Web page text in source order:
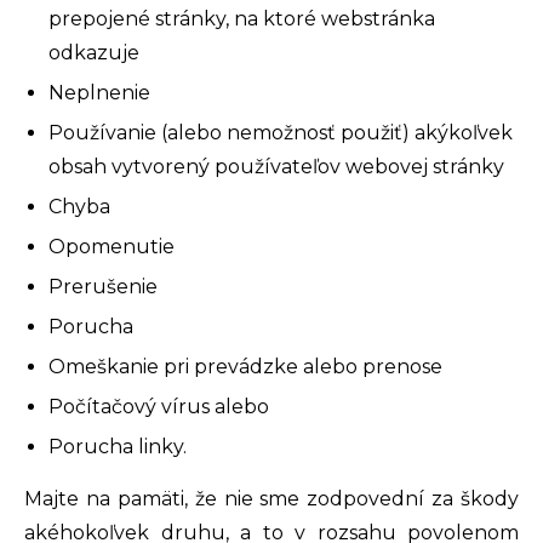
prepojené stránky, na ktoré webstránka
odkazuje
Neplnenie
Používanie (alebo nemožnosť použiť) akýkoľvek
obsah vytvorený používateľov webovej stránky
Chyba
Opomenutie
Prerušenie
Porucha
Omeškanie pri prevádzke alebo prenose
Počítačový vírus alebo
Porucha linky.
Majte na pamäti, že nie sme zodpovední za škody
akéhokoľvek druhu, a to v rozsahu povolenom